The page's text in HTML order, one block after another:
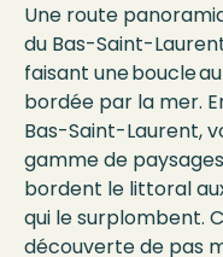
Une route
du Bas-Saint-
faisant une boucle
bordée par la mer.
Bas-Saint-Laurent,
gamme de
bordent le littoral
qui le surplombent.
découverte de pas